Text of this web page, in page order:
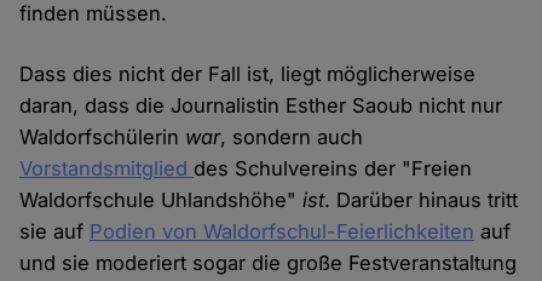
finden müssen.
Dass dies nicht der Fall ist, liegt möglicherweise
daran, dass die Journalistin Esther Saoub nicht nur
Waldorfschülerin war, sondern auch
Vorstandsmitglied des Schulvereins der "Freien
Waldorfschule Uhlandshöhe"ist. Darüber hinaus tritt
sie auf Podien von Waldorfschul-Feierlichkeiten auf
und sie moderiert sogar die große Festveranstaltung